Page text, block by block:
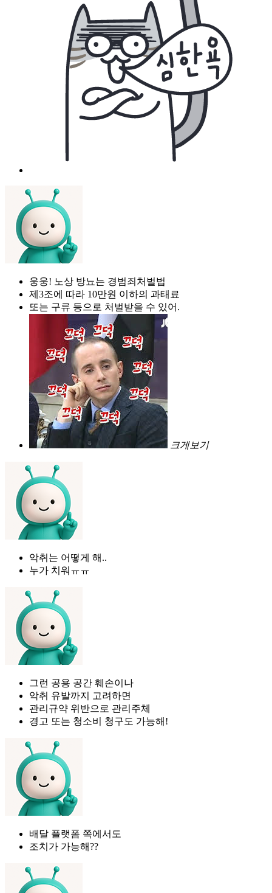
웅웅! 노상 방뇨는 경범죄처벌법
제3조에 따라 10만원 이하의 과태료
또는 구류 등으로 처벌받을 수 있어.
크게보기
악취는 어떻게 해..
누가 치워ㅠㅠ
그런 공용 공간 훼손이나
악취 유발까지 고려하면
관리규약 위반으로 관리주체
경고 또는 청소비 청구도 가능해!
배달 플랫폼 쪽에서도
조치가 가능해??